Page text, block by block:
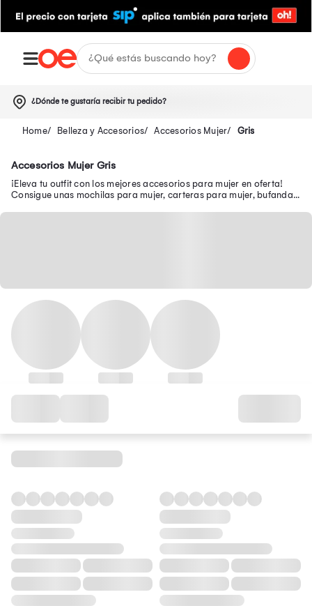
¿Dónde te gustaría recibir tu pedido?
Belleza y Accesorios Accesorios Mujer Gris
Accesorios Mujer Gris
¡Eleva tu outfit con los mejores accesorios para mujer en oferta!
Consigue unas mochilas para mujer, carteras para mujer, bufandas